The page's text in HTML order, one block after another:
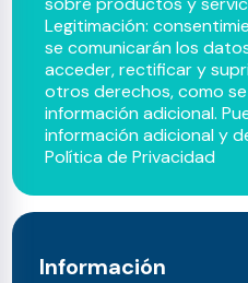
Legitimación:
se comunicarán los
acceder, rectificar y
otros derechos, como
información adicional.
información adicional y
Política de Privacidad
Información